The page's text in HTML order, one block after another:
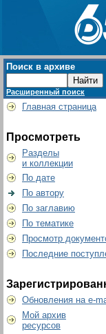
Поиск в архиве
Расширенный поиск
Главная страница
Просмотреть
Разделы
и коллекции
По дате
По автору
По заглавию
По тематике
Просмотр
Последние
Обновления на e-
Мой архив
ресурсов